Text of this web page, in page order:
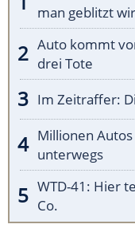
man geblitzt
Auto kommt
drei Tote
Im Zeitraffer:
Millionen
unterwegs
WTD-41: Hier
Co.